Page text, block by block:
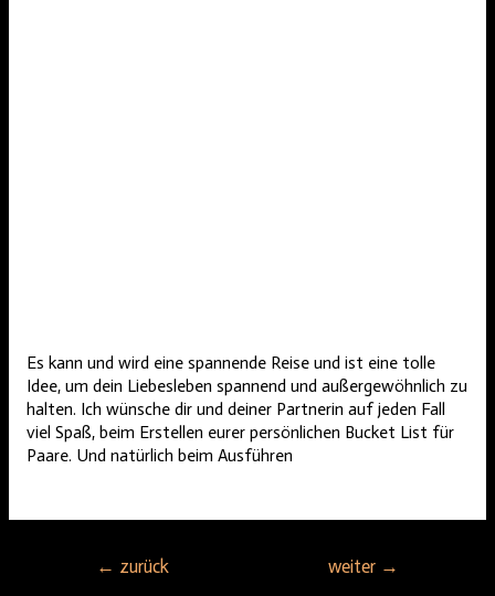
Es kann und wird eine spannende Reise und ist eine tolle
Idee, um dein Liebesleben spannend und außergewöhnlich zu
halten. Ich wünsche dir und deiner Partnerin auf jeden Fall
viel Spaß, beim Erstellen eurer persönlichen Bucket List für
Paare. Und natürlich beim Ausführen
Beitragsnavigation
← zurück weiter →